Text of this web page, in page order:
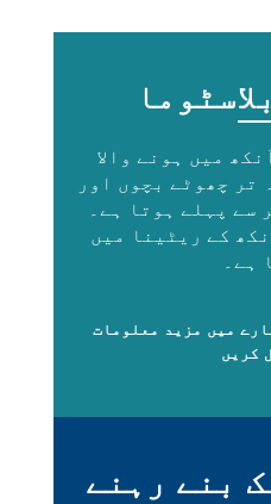
میں ہونے والا
تر چھوٹے بچوں اور
عمر سے پہلے ہوتا ہے۔
کے ریٹینا میں
ہے۔
میں مزید معلومات
کریں
بنے رہنے